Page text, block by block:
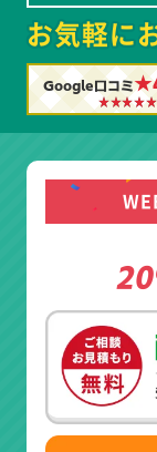
お気軽に
Google口コミ